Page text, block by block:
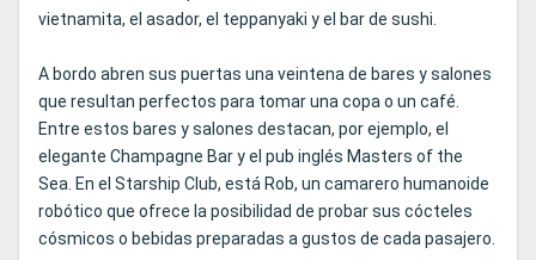
vietnamita, el asador, el teppanyaki y el bar de sushi.
A bordo abren sus puertas una veintena de bares y salones
que resultan perfectos para tomar una copa o un café.
Entre estos bares y salones destacan, por ejemplo, el
elegante Champagne Bar y el pub inglés Masters of the
Sea. En el Starship Club, está Rob, un camarero humanoide
robótico que ofrece la posibilidad de probar sus cócteles
cósmicos o bebidas preparadas a gustos de cada pasajero.